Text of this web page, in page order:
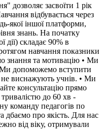
дозволяє засвоїти 1 рік
відбувається через
якої іншої платформи,
знань. На початку
дії) складає 90% в
навчання показники
знання та мотивацію • Ми
Ми допоможемо вступити
не виснажують учнів. • Ми
консультацію прямо
до 60 хв -
команду педагогів по
дбаємо про якість. Для нас
від віку, отримували